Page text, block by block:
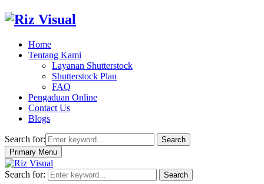
Home
Tentang Kami
Layanan Shutterstock
Shutterstock Plan
FAQ
Pengaduan Online
Contact Us
Blogs
Search for:
Search
Primary Menu
Search for: Search